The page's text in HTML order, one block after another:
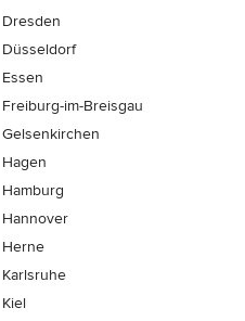
Dresden
Düsseldorf
Essen
Freiburg-im-Breisgau
Gelsenkirchen
Hagen
Hamburg
Hannover
Herne
Karlsruhe
Kiel